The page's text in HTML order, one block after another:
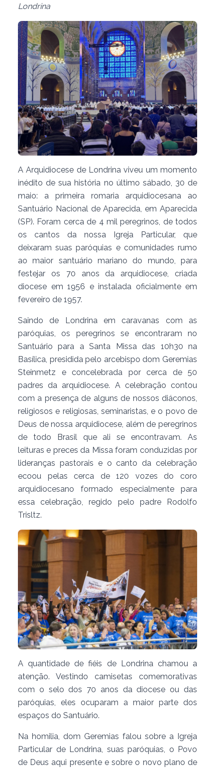
Londrina
A Arquidiocese de Londrina viveu um momento
inédito de sua história no último sábado, 30 de
maio: a primeira romaria arquidiocesana ao
Santuário Nacional de Aparecida, em Aparecida
(SP). Foram cerca de 4 mil peregrinos, de todos
os cantos da nossa Igreja Particular, que
deixaram suas paróquias e comunidades rumo
ao maior santuário mariano do mundo, para
festejar os 70 anos da arquidiocese, criada
diocese em 1956 e instalada oficialmente em
fevereiro de 1957.
Saindo de Londrina em caravanas com as
paróquias, os peregrinos se encontraram no
Santuário para a Santa Missa das 10h30 na
Basílica, presidida pelo arcebispo dom Geremias
Steinmetz e concelebrada por cerca de 50
padres da arquidiocese. A celebração contou
com a presença de alguns de nossos diáconos,
religiosos e religiosas, seminaristas, e o povo de
Deus de nossa arquidiocese, além de peregrinos
de todo Brasil que ali se encontravam. As
leituras e preces da Missa foram conduzidas por
lideranças pastorais e o canto da celebração
ecoou pelas cerca de 120 vozes do coro
arquidiocesano formado especialmente para
essa celebração, regido pelo padre Rodolfo
Trisltz.
A quantidade de fiéis de Londrina chamou a
atenção. Vestindo camisetas comemorativas
com o selo dos 70 anos da diocese ou das
paróquias, eles ocuparam a maior parte dos
espaços do Santuário.
Na homilia, dom Geremias falou sobre a Igreja
Particular de Londrina, suas paróquias, o Povo
de Deus aqui presente e sobre o novo plano de